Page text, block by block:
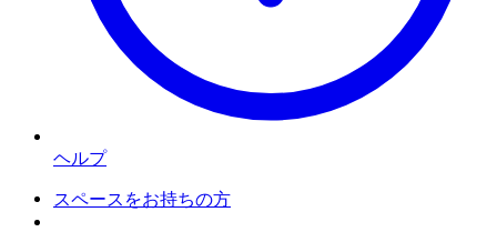
ヘルプ
スペースをお持ちの方